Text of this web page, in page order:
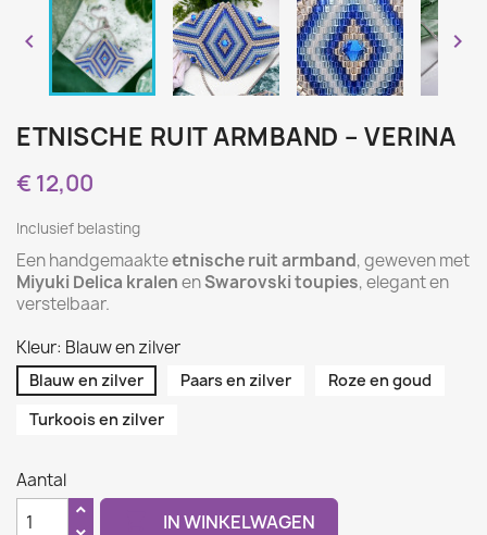
 
ETNISCHE RUIT ARMBAND – VERINA
€ 12,00
Inclusief belasting
Een handgemaakteetnische ruit armband, geweven met
Miyuki Delica kralenenSwarovski toupies, elegant en
verstelbaar.
Kleur: Blauw en zilver
Blauw en zilver Paars en zilver
Roze en goud
Turkoois en zilver
Aantal
IN WINKELWAGEN